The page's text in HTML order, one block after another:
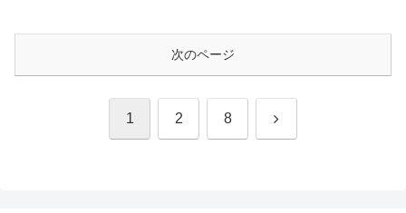
ムの中身の色に近い「ライムイエロー」
と、女の子にも男の子にも使えそうな
「通園通学バッグ」や「ズボン」などに
おすすめの「黄緑」や「水色」♪そして、
ーンカラーや、アイボリー地♪最後は、
「インテリアグッズ」の製作におすすめ
次のページ
1 2 8 次